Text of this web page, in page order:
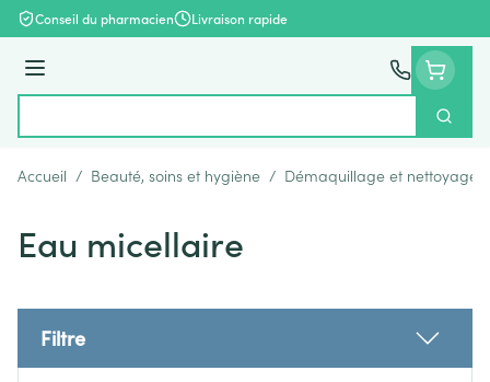
Aller au contenu
Conseil du pharmacien Livraison rapide
Menu
Accueil / Beauté, soins et hygiène / Démaquillage et nettoyage
Eau micellaire
Filtre